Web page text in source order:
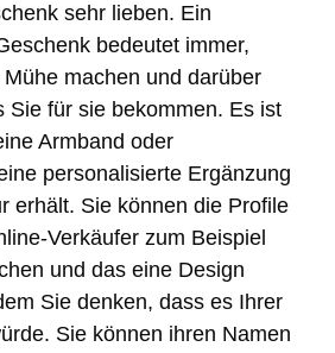
sehr lieben. Ein
bedeutet immer,
machen und darüber
Sie für sie bekommen. Es ist
Armband oder
personalisierte Ergänzung
erhält. Sie können die Profile
Verkäufer zum Beispiel
und das eine Design
Sie denken, dass es Ihrer
Sie können ihren Namen